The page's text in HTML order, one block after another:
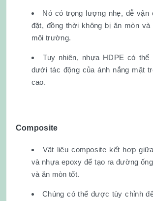
Nó có trọng lượng nhẹ, dễ vận
đặt, đồng thời không bị ăn mòn và
môi trường.
Tuy nhiên, nhựa HDPE có thể
dưới tác động của ánh nắng mặt
cao.
Composite
Vật liệu composite kết hợp
và nhựa epoxy để tạo ra đường
và ăn mòn tốt.
Chúng có thể được tùy chỉnh